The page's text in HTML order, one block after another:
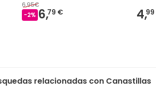
6,95€
-2% 6,79 € 4,
relacionadas con Canastillas